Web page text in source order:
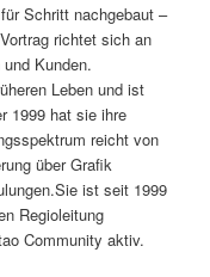
Schritt nachgebaut –
richtet sich an
Kunden.
Leben und ist
1999 hat sie ihre
reicht von
über Grafik
ist seit 1999
Regioleitung
Community aktiv.